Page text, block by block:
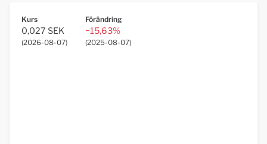
Kurs
0,027 SEK
(2026-08-07)
Förändring
−15,63%
(2025-08-07)